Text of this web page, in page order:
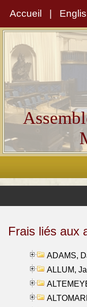
Accueil
Frais liés aux
ADAMS,
ALLUM,